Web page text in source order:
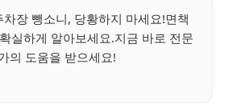
차장 뺑소니, 당황하지 마세요!면책
실하게 알아보세요.지금 바로 전문
의 도움을 받으세요!